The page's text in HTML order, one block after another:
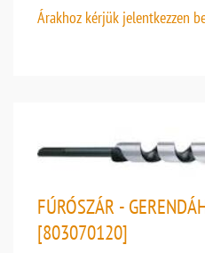
Árakhoz kérjük jelentkezzen
FÚRÓSZÁR -
[803070120]